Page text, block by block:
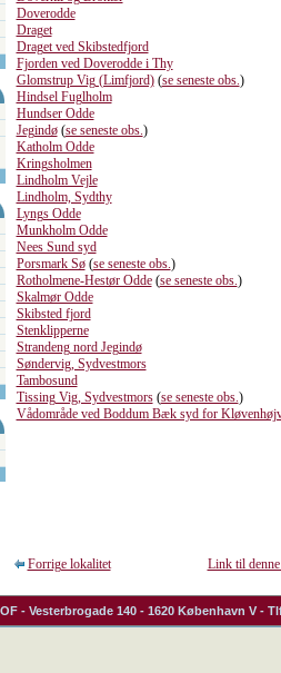
Doverodde
Draget
Draget ved Skibstedfjord
Fjorden ved Doverodde i Thy
Glomstrup Vig (Limfjord)(se seneste obs.)
Hindsel Fuglholm
Hundser Odde
Jegindø(se seneste obs.)
Katholm Odde
Kringsholmen
Lindholm Vejle
Lindholm, Sydthy
Lyngs Odde
Munkholm Odde
Nees Sund syd
Porsmark Sø(se seneste obs.)
Rotholmene-Hestør Odde(se seneste obs.)
Skalmør Odde
Skibsted fjord
Stenklipperne
Strandeng nord Jegindø
Søndervig, Sydvestmors
Tambosund
Tissing Vig, Sydvestmors(se seneste obs.)
Vådområde ved Boddum Bæk syd for
Forrige lokalitet Link til
- Vesterbrogade 140 - 1620 København V -